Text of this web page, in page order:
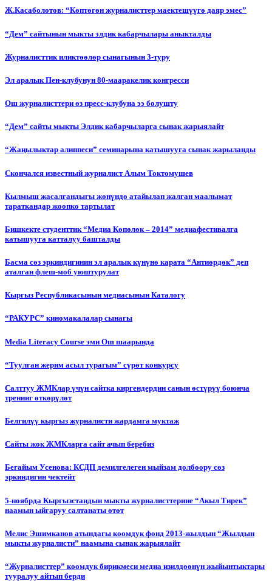
Ж.Касаболотов: “Көптөгөн журналисттер маектешүүгө даяр эмес”
“Дем” сайтынын мыкты элдик кабарчылары аныкталды
Журналисттик иликтөөлөр сынагынын 3-туру
Эл аралык Пен-клубунун 80-мааракелик конгресси
Ош журналисттери өз пресс-клубуна ээ болушту
“Дем” сайты мыкты Элдик кабарчыларга сынак жарыялайт
“Жаңылыктар алиппеси” семинарына катышууга сынак жарыланды
Cкончался известный журналист Алым Токтомушев
Кылмыш жасалгандыгы жөнүндө атайылап жалган маалымат
тараткандар жоопко тартылат
Бишкекте студенттик “Медиа Көпөлөк – 2014” медиафестивалга
катышууга катталуу башталды
Басма сөз эркиндигинин эл аралык күнүнө карата “Антиөрдөк” деп
аталган флеш-моб уюштурулат
Кыргыз Республикасынын медиасынын Каталогу
“РАКУРС” киномакалалар сынагы
Media Literacy Сourse эми Ош шаарында
“Туулган жерим асыл турагым” сүрөт конкурсу
Салттуу ЖМКлар үчүн сайтка киргендердин санын өстүрүү боюнча
тренинг өткөрүлөт
Белгилүү кыргыз журналисти жардамга муктаж
Сайты жок ЖМКларга сайт ачып беребиз
Бегайым Усенова: КСДП демилгелеген мыйзам долбоору сөз
эркиндигин чектейт
5-ноябрда Кыргызстандын мыкты журналисттерине “Акыл Тирек”
наамын ыйгаруу салтанаты өтөт
Мелис Эшимканов атындагы коомдук фонд 2013-жылдын “Жылдын
мыкты журналисти” наамына сынак жарыялайт
“Журналисттер” коомдук бирикмеси медиа изилдөөнүн жыйынтыктары
тууралуу айтып берди